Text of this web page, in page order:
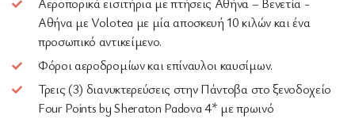
Αθήνα με Volotea με μία αποσκευή 10 κιλών και ένα
προσωπικό αντικείμενο.
Φόροι αεροδρομίων και επίναυλοι καυσίμων.
Τρεις (3) διανυκτερεύσεις στην Πάντοβα στο ξενοδοχείο
Four Points by Sheraton Padova 4* με πρωινό